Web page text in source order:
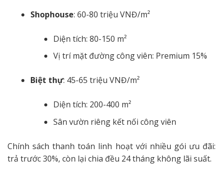
Shophouse: 60-80 triệu VNĐ/m²
Diện tích: 80-150 m²
Vị trí mặt đường công viên: Premium 15%
Biệt thự: 45-65 triệu VNĐ/m²
Diện tích: 200-400 m²
Sân vườn riêng kết nối công viên
Chính sách thanh toán linh hoạt với nhiều gói ưu đãi:
trả trước 30%, còn lại chia đều 24 tháng không lãi suất.